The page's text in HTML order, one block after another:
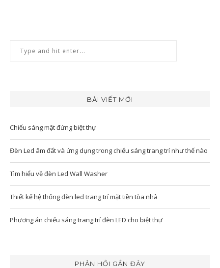
BÀI VIẾT MỚI
Chiếu sáng mặt đứng biệt thự
Đèn Led âm đất và ứng dụng trong chiếu sáng trang trí như thế nào
Tìm hiểu về đèn Led Wall Washer
Thiết kế hệ thống đèn led trang trí mặt tiền tòa nhà
Phương án chiếu sáng trang trí đèn LED cho biệt thự
PHẢN HỒI GẦN ĐÂY